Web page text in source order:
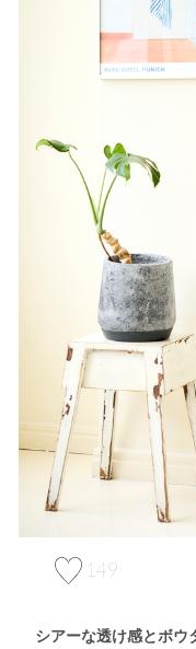
149
シアーな透け感とボウ